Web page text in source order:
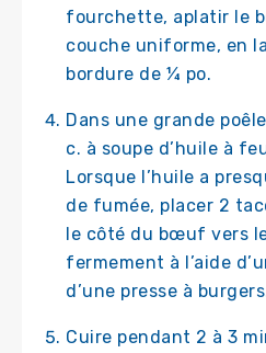
fourchette, aplatir le
couche uniforme, en
bordure de ¼ po.
Dans une grande
c. à soupe d’huile à
Lorsque l’huile a
de fumée, placer 2
le côté du bœuf vers
fermement à l’aide
d’une presse à
Cuire pendant 2 à 3